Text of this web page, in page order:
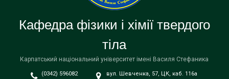
Кафедра фізики і хімії твердого
тіла
Карпатський національний університет імені Василя Стефаника
(0342) 596082
вул. Шевченка, 57, ЦК, каб. 116а